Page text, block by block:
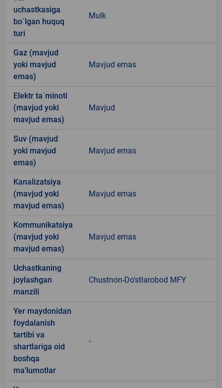
uchastkasiga
bo`lgan huquq
turi
Mulk
Gaz (mavjud
yoki mavjud
emas)
Mavjud emas
Elektr ta`minoti
(mavjud yoki
mavjud emas)
Mavjud
Suv (mavjud
yoki mavjud
emas)
Mavjud emas
Kanalizatsiya
(mavjud yoki
mavjud emas)
Mavjud emas
Kommunikatsiya
(mavjud yoki
mavjud emas)
Mavjud emas
Uchastkaning
joylashgan
manzili
Chustnon-Do'stlarobod MFY
Yer maydonidan
foydalanish
tartibi va
shartlariga oid
boshqa
ma’lumotlar
-